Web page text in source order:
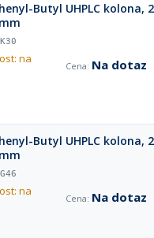
Butyl UHPLC kolona,
na
Na dotaz
Butyl UHPLC kolona,
na
Na dotaz